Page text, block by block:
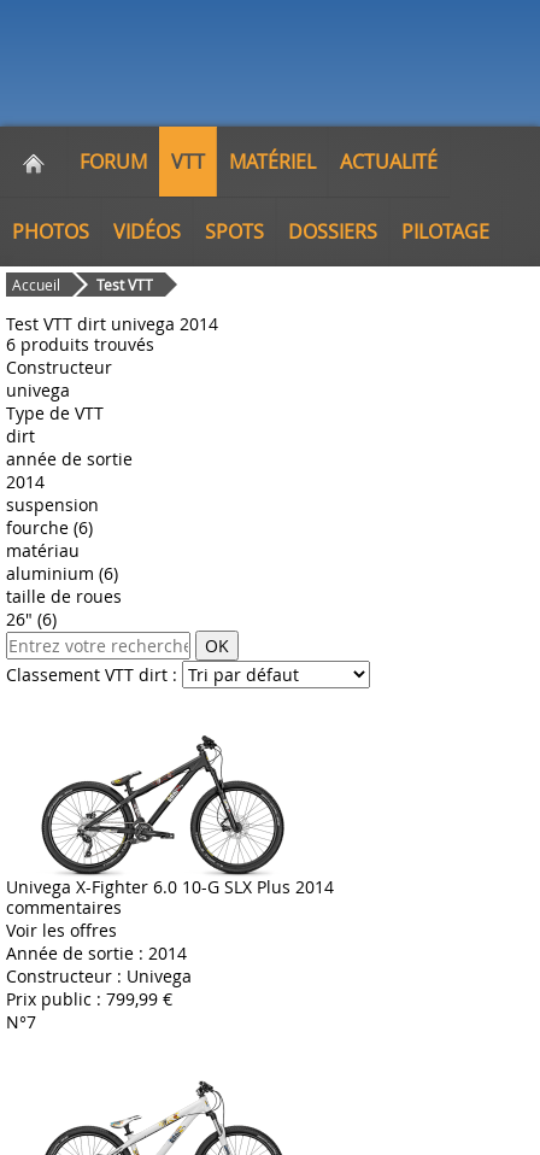
FORUM VTT MATÉRIEL ACTUALITÉ
PHOTOS VIDÉOS SPOTS DOSSIERS PILOTAGE
Accueil Test VTT
Test VTT dirt univega 2014
6 produits trouvés
Constructeur
univega
Type de VTT
dirt
année de sortie
2014
suspension
fourche (6)
matériau
aluminium (6)
taille de roues
26" (6)
OK
Classement VTT dirt :
Univega X-Fighter 6.0 10-G SLX Plus 2014
commentaires
Voir les offres
Année de sortie : 2014
Constructeur : Univega
Prix public : 799,99 €
N°7